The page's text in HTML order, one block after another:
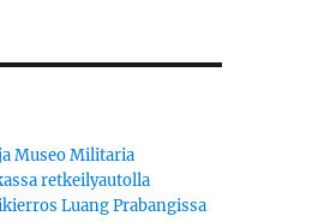
Museo Militaria
retkeilyautolla
Luang Prabangissa